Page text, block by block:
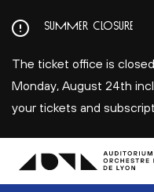
au
principal
SUMMER CLOSURE
The ticket office is
Monday, August 24th
your tickets and